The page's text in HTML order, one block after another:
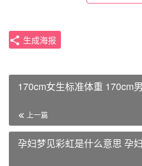
生成海报
170cm女生标准体重 170cm
上一篇
孕妇梦见彩虹是什么意思 孕